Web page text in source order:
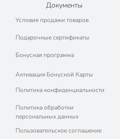
Документы
Условия продажи товаров
Подарочные сертификаты
Бонусная программа
Активация Бонусной Карты
Политика конфиденциальности
Политика обработки
персональных данных
Пользовательское соглашение